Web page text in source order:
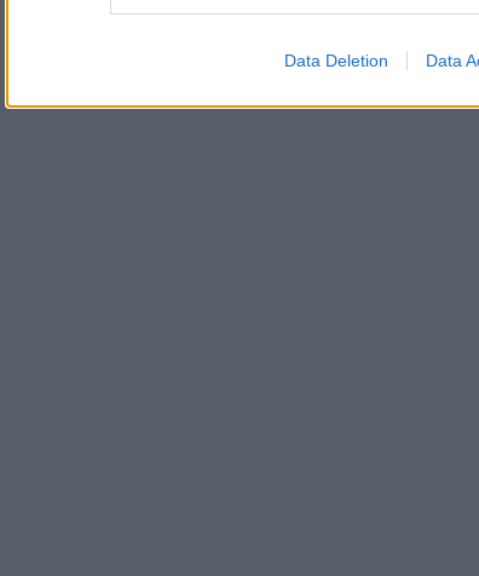
Data Deletion Data